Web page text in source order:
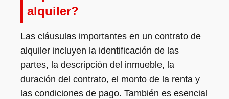
alquiler?
Las cláusulas importantes en un contrato de
alquiler incluyen la identificación de las
partes, la descripción del inmueble, la
duración del contrato, el monto de la renta y
las condiciones de pago. También es esencial